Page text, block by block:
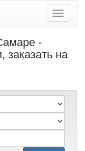
-
заказать на